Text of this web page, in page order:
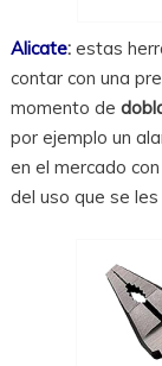
Alicate: estas
contar con una
momento de
por ejemplo un
en el mercado
del uso que se